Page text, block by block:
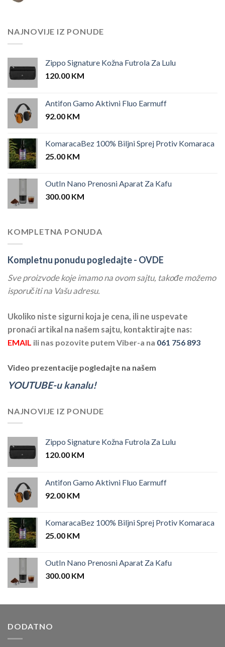
25.00 KM.
NAJNOVIJE IZ PONUDE
Zippo Signature Kožna Futrola Za Lulu
120.00 KM
Antifon Gamo Aktivni Fluo Earmuff
92.00 KM
KomaracaBez 100% Biljni Sprej Protiv Komaraca
25.00 KM
OutIn Nano Prenosni Aparat Za Kafu
300.00 KM
KOMPLETNA PONUDA
Kompletnu ponudu pogledajte - OVDE
Sve proizvode koje imamo na ovom sajtu, takođe možemo
isporučiti na Vašu adresu.
Ukoliko niste sigurni koja je cena, ili ne uspevate
pronaći artikal na našem sajtu, kontaktirajte nas:
EMAIL ili nas pozovite putem Viber-a na 061 756 893
Video prezentacije pogledajte na našem
YOUTUBE-u kanalu!
NAJNOVIJE IZ PONUDE
Zippo Signature Kožna Futrola Za Lulu
120.00 KM
Antifon Gamo Aktivni Fluo Earmuff
92.00 KM
KomaracaBez 100% Biljni Sprej Protiv Komaraca
25.00 KM
OutIn Nano Prenosni Aparat Za Kafu
300.00 KM
DODATNO